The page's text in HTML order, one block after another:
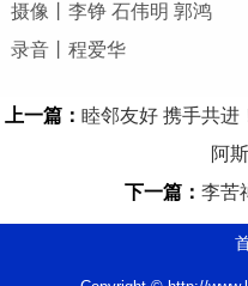
摄像丨李铮 石伟明 郭鸿
录音丨程爱华
上一篇： 睦邻友好 携手共
阿
下一篇： 李苦